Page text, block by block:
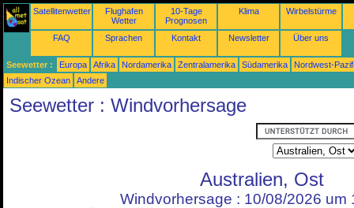
Satellitenwetter
Flughafen
Wetter
10-Tage
Prognosen
Klima Wirbelstürme
FAQ Sprachen Kontakt Newsletter Über uns
Seewetter : Europa Afrika Nordamerika Zentralamerika Südamerika
Nordwest-
Indischer Ozean
Andere
Seewetter : Windvorhersage
Australien, Ost
Windvorhersage : 10/08/2026 um